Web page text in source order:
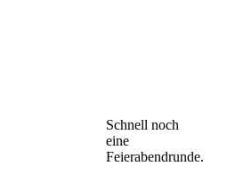
Schnell noch
eine
Feierabendrunde.